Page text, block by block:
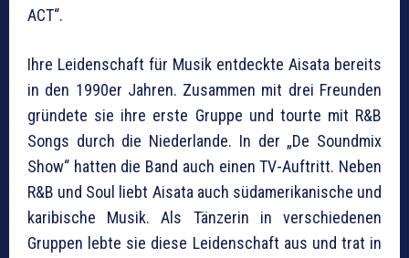
ACT“.
Ihre Leidenschaft für Musik entdeckte Aisata bereits
in den 1990er Jahren. Zusammen mit drei Freunden
gründete sie ihre erste Gruppe und tourte mit R&B
Songs durch die Niederlande. In der „De Soundmix
Show“ hatten die Band auch einen TV-Auftritt. Neben
R&B und Soul liebt Aisata auch südamerikanische und
karibische Musik. Als Tänzerin in verschiedenen
Gruppen lebte sie diese Leidenschaft aus und trat in